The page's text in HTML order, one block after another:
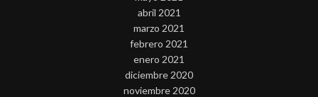
abril 2021
marzo 2021
febrero 2021
enero 2021
diciembre 2020
noviembre 2020